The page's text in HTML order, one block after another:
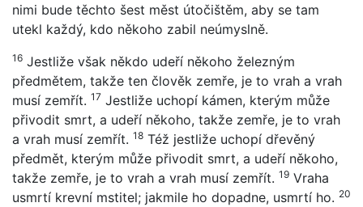
nimi bude těchto šest měst útočištěm, aby se tam
utekl každý, kdo někoho zabil neúmyslně.
16 Jestliže však někdo udeří někoho železným
předmětem, takže ten člověk zemře, je to vrah a vrah
musí zemřít. 17 Jestliže uchopí kámen, kterým může
přivodit smrt, a udeří někoho, takže zemře, je to vrah
a vrah musí zemřít. 18 Též jestliže uchopí dřevěný
předmět, kterým může přivodit smrt, a udeří někoho,
takže zemře, je to vrah a vrah musí zemřít. 19 Vraha
usmrtí krevní mstitel; jakmile ho dopadne, usmrtí ho. 20